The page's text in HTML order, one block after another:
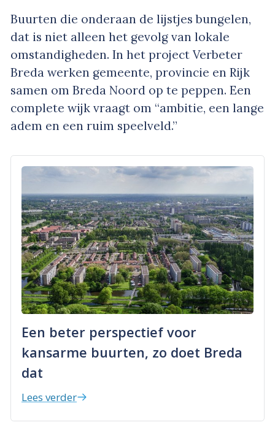
Buurten die onderaan de lijstjes bungelen,
dat is niet alleen het gevolg van lokale
omstandigheden. In het project Verbeter
Breda werken gemeente, provincie en Rijk
samen om Breda Noord op te peppen. Een
complete wijk vraagt om “ambitie, een lange
adem en een ruim speelveld.”
Een beter perspectief voor
kansarme buurten, zo doet Breda
dat
Lees verder